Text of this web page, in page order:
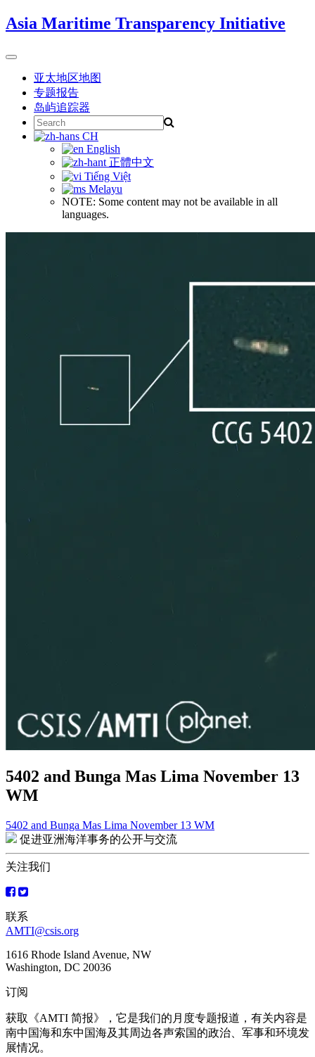
Skip
to
Asia Maritime Transparency Initiative
Toggle
navigation亚太地区地图
专题报告
岛屿追踪器
Search
for:
CH
English
正體中文
Tiếng Việt
Melayu
NOTE: Some content may not be available in all
languages.
5402 and Bunga Mas Lima November 13
WM
文
章
导
航
5402 and Bunga Mas Lima November 13 WM
促进亚洲海洋事务的公开与交流
关注我们
联系
AMTI@csis.org
1616 Rhode Island Avenue, NW
Washington, DC 20036
订阅
获取《AMTI 简报》，它是我们的月度专题报道，有关内容是
南中国海和东中国海及其周边各声索国的政治、军事和环境发
展情况。